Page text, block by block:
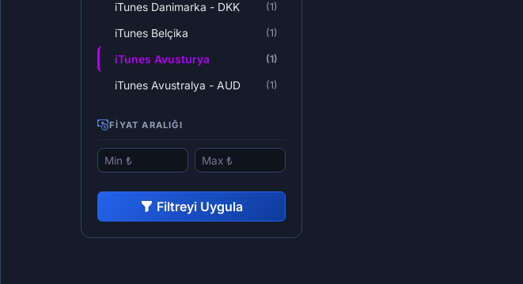
iTunes Danimarka - DKK (1)
iTunes Belçika (1)
iTunes Avusturya (1)
iTunes Avustralya - AUD (1)
FIYAT ARALIĞI
Filtreyi Uygula